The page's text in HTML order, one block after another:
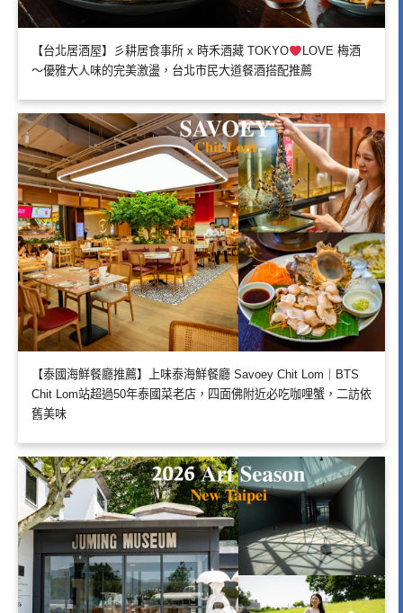
【台北居酒屋】彡耕居食事所 x 時禾酒藏 TOKYO
LOVE 梅酒
～優雅大人味的完美激盪，台北市民大道餐酒搭配推薦
【泰國海鮮餐廳推薦】上味泰海鮮餐廳 Savoey Chit Lom｜BTS
Chit Lom站超過50年泰國菜老店，四面佛附近必吃咖哩蟹，二訪依
舊美味